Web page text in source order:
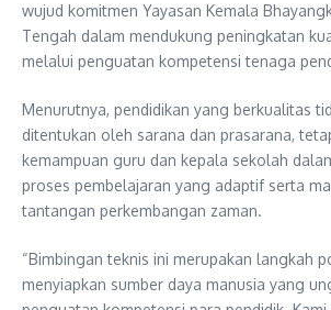
wujud komitmen Yayasan Kemala
Tengah dalam mendukung peningkatan
melalui penguatan kompetensi tenaga
Menurutnya, pendidikan yang berkualitas
ditentukan oleh sarana dan prasarana,
kemampuan guru dan kepala sekolah
proses pembelajaran yang adaptif serta
tantangan perkembangan zaman.
“Bimbingan teknis ini merupakan langkah
menyiapkan sumber daya manusia yang